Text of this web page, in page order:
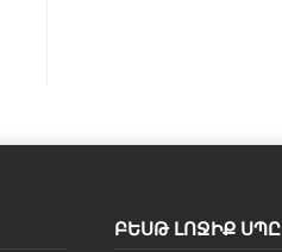
ԲԵՍԹ ԼՈՋԻՔ ՍՊԸ